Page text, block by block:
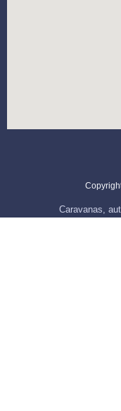
Caravanas,